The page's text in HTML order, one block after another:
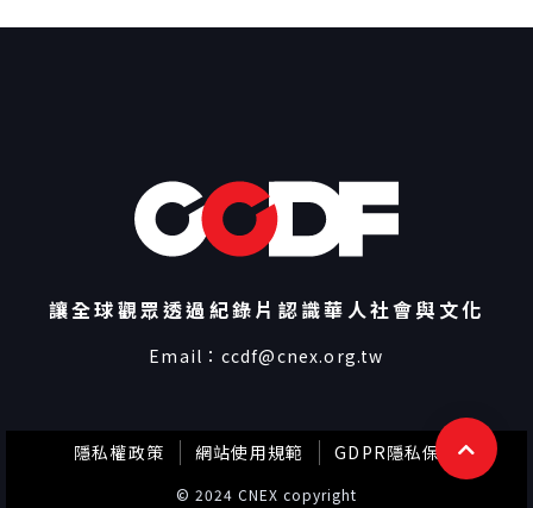
讓全球觀眾透過紀錄片認識華人社會與文化
Email： ccdf@cnex.org.tw
© 2024 CNEX copyright
隱私權政策 網站使用規範 GDPR隱私保護